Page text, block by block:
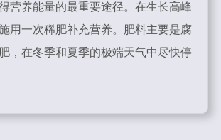
营养能量的最重要途径。在生长高峰
用一次稀肥补充营养。肥料主要是腐
，在冬季和夏季的极端天气中尽快停